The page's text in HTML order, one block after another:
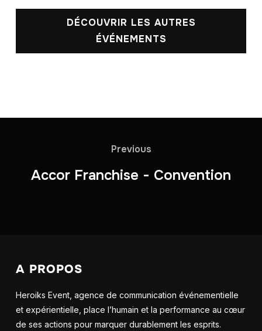
DÉCOUVRIR LES AUTRES
ÉVÉNEMENTS
Previous
Accor Franchise - Convention
A PROPOS
Heroiks Event, agence de communication événementielle
et expérientielle, place l’humain et la performance au cœur
de ses actions pour marquer durablement les esprits.